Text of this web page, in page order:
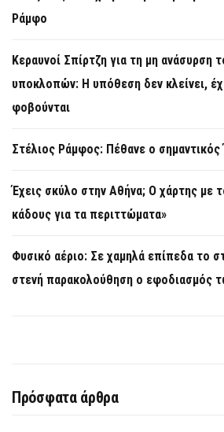
Ράμφο
Κεραυνοί Σπίρτζη για τη μη ανάσυρση
υποκλοπών: Η υπόθεση δεν κλείνει,
φοβούνται
Στέλιος Ράμφος: Πέθανε ο
Έχεις σκύλο στην Αθήνα; Ο χάρτης με
κάδους για τα περιττώματα»
Φυσικό αέριο: Σε χαμηλά επίπεδα το
στενή παρακολούθηση ο εφοδιασμός
Πρόσφατα άρθρα